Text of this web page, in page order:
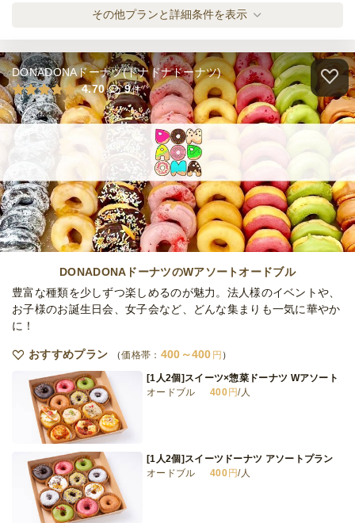
10,000円
締切 5日前12時
最低ご注文金額 80,000円
ロングセラー！テリヤキチキン3枚プラン
オードブル
11,940 円 /人
絶品！PIZZA-LAのカレーモントレー3枚プ
ラン
オードブル
12,360円/人
旨み×贅沢！シーフードイタリアーナ3枚プ
ラン
オードブル
14,400円/人
PIZZA-LAが贈る定番3種プラン
オードブル
その他プランと詳細条件を表示
DONADONAドーナツ(ドナドナドーナツ)
4.70
9件
DONADONAドーナツのWアソートオードブル
豊富な種類を少しずつ楽しめるのが魅力。法人様のイベントや、
お子様のお誕生日会、女子会など、どんな集まりも一気に華やか
に！
おすすめプラン 価格帯： 400～400 円
[1人2個]スイーツ×惣菜ドーナツ Wアソート
オードブル
400 円/人
[1人2個]スイーツドーナツ アソートプラン
オードブル
400 円/人